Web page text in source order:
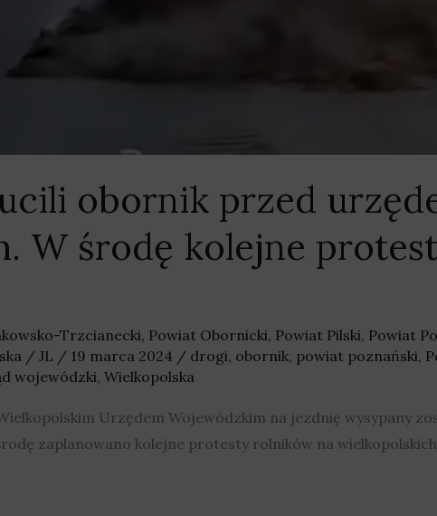
obornik przed
W środę kolejne
Trzcianecki, Powiat Obornicki, Powiat Pilski, Powiat
/ JL / 19 marca 2024 / drogi, obornik, powiat poznański,
wojewódzki, Wielkopolska
Urzędem Wojewódzkim na jezdnię wysypany
zaplanowano kolejne protesty rolników na